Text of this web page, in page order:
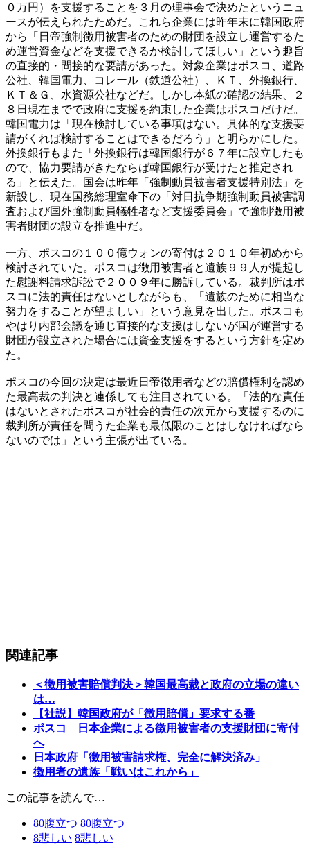
０万円）を支援することを３月の理事会で決めたというニュ
ースが伝えられたためだ。これら企業には昨年末に韓国政府
から「日帝強制徴用被害者のための財団を設立し運営するた
め運営資金などを支援できるか検討してほしい」という趣旨
の直接的・間接的な要請があった。対象企業はポスコ、道路
公社、韓国電力、コレール（鉄道公社）、ＫＴ、外換銀行、
ＫＴ＆Ｇ、水資源公社などだ。しかし本紙の確認の結果、２
８日現在までで政府に支援を約束した企業はポスコだけだ。
韓国電力は「現在検討している事項はない。具体的な支援要
請がくれば検討することはできるだろう」と明らかにした。
外換銀行もまた「外換銀行は韓国銀行が６７年に設立したも
ので、協力要請がきたならば韓国銀行が受けたと推定され
る」と伝えた。国会は昨年「強制動員被害者支援特別法」を
新設し、現在国務総理室傘下の「対日抗争期強制動員被害調
査および国外強制動員犠牲者など支援委員会」で強制徴用被
害者財団の設立を推進中だ。
一方、ポスコの１００億ウォンの寄付は２０１０年初めから
検討されていた。ポスコは徴用被害者と遺族９９人が提起し
た慰謝料請求訴訟で２００９年に勝訴している。裁判所はポ
スコに法的責任はないとしながらも、「遺族のために相当な
努力をすることが望ましい」という意見を出した。ポスコも
やはり内部会議を通じ直接的な支援はしないが国が運営する
財団が設立された場合には資金支援をするという方針を定め
た。
ポスコの今回の決定は最近日帝徴用者などの賠償権利を認め
た最高裁の判決と連係しても注目されている。「法的な責任
はないとされたポスコが社会的責任の次元から支援するのに
裁判所が責任を問うた企業も最低限のことはしなければなら
ないのでは」という主張が出ている。
関連記事
＜徴用被害賠償判決＞韓国最高裁と政府の立場の違い
は…
【社説】韓国政府が「徴用賠償」要求する番
ポスコ 日本企業による徴用被害者の支援財団に寄付
へ
日本政府「徴用被害請求権、完全に解決済み」
徴用者の遺族「戦いはこれから」
この記事を読んで…
80腹立つ 80腹立つ
8悲しい 8悲しい